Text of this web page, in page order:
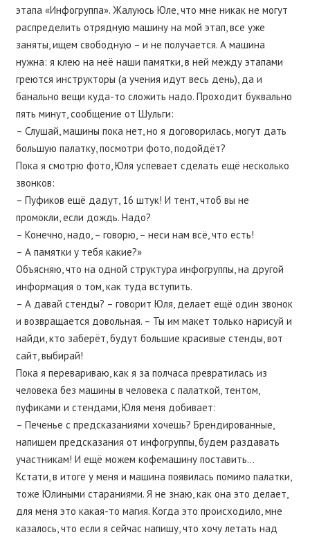
этапа «Инфогруппа». Жалуюсь Юле, что мне никак не могут
распределить отрядную машину на мой этап, все уже
заняты, ищем свободную – и не получается. А машина
нужна: я клею на неё наши памятки, в ней между этапами
греются инструкторы (а учения идут весь день), да и
банально вещи куда-то сложить надо. Проходит буквально
пять минут, сообщение от Шульги:
– Слушай, машины пока нет, но я договорилась, могут дать
большую палатку, посмотри фото, подойдёт?
Пока я смотрю фото, Юля успевает сделать ещё несколько
звонков:
– Пуфиков ещё дадут, 16 штук! И тент, чтоб вы не
промокли, если дождь. Надо?
– Конечно, надо, – говорю, – неси нам всё, что есть!
– А памятки у тебя какие?»
Объясняю, что на одной структура инфогруппы, на другой
информация о том, как туда вступить.
– А давай стенды? – говорит Юля, делает ещё один звонок
и возвращается довольная. – Ты им макет только нарисуй и
найди, кто заберёт, будут большие красивые стенды, вот
сайт, выбирай!
Пока я перевариваю, как я за полчаса превратилась из
человека без машины в человека с палаткой, тентом,
пуфиками и стендами, Юля меня добивает:
– Печенье с предсказаниями хочешь? Брендированные,
напишем предсказания от инфогруппы, будем раздавать
участникам! И ещё можем кофемашину поставить…
Кстати, в итоге у меня и машина появилась помимо палатки,
тоже Юлиными стараниями. Я не знаю, как она это делает,
для меня это какая-то магия. Когда это происходило, мне
казалось, что если я сейчас напишу, что хочу летать над